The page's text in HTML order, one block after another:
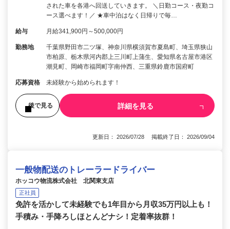
された車を各港へ回送していきます。 ＼日勤コース・夜勤コ
ース選べます！／ ★車中泊はなく日帰りで毎…
給与 月給341,900円～500,000円
勤務地
千葉県野田市二ツ塚、神奈川県横須賀市夏島町、埼玉県狭山
市柏原、栃木県河内郡上三川町上蒲生、愛知県名古屋市港区
潮見町、岡崎市福岡町字南仲西、三重県鈴鹿市国府町
応募資格 未経験から始められます！
後で見る 詳細を見る
更新日： 2026/07/28 掲載終了日： 2026/09/04
一般物配送のトレーラードライバー
ホッコウ物流株式会社 北関東支店
正社員
免許を活かして未経験でも1年目から月収35万円以上も！
手積み・手降ろしほとんどナシ！定着率抜群！